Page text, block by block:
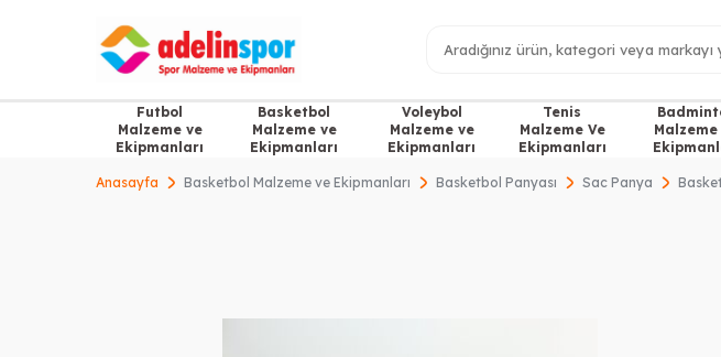
Futbol
Malzeme ve
Ekipmanları
Basketbol
Malzeme ve
Ekipmanları
Voleybol
Malzeme ve
Ekipmanları
Tenis
Malzeme Ve
Ekipmanları
Malzeme
Anasayfa Basketbol Malzeme ve Ekipmanları Basketbol Panyası Sac Panya